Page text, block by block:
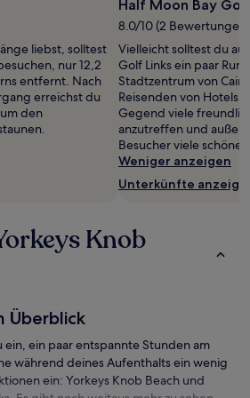
liebst, solltest
nur 12,2
entfernt. Nach
erreichst du
den
Half Moon Bay
8.0/10 (2 Bewertungen)
Vielleicht solltest du
Golf Links ein paar
Stadtzentrum von
Reisenden von
Gegend viele
anzutreffen und
Besucher viele schöne
Weniger anzeigen
Unterkünfte
Knob
Überblick
ein, ein paar entspannte Stunden am
während deines Aufenthalts ein wenig
ein: Yorkeys Knob Beach und